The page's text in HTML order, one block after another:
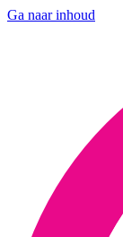
Ga naar inhoud